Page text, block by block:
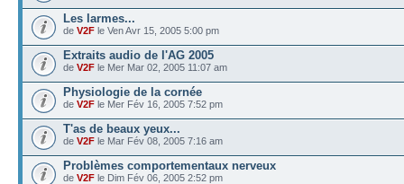
Les larmes...
de V2F le Ven Avr 15, 2005 5:00 pm
Extraits audio de l'AG 2005
de V2F le Mer Mar 02, 2005 11:07 am
Physiologie de la cornée
de V2F le Mer Fév 16, 2005 7:52 pm
T'as de beaux yeux...
de V2F le Mar Fév 08, 2005 7:16 am
Problèmes comportementaux nerveux
de V2F le Dim Fév 06, 2005 2:52 pm